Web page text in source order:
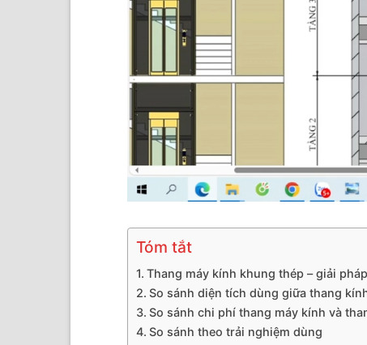
Tóm tắt
Thang máy kính khung thép – giải
So sánh diện tích dùng giữa thang
So sánh chi phí thang máy kính và
So sánh theo trải nghiệm dùng